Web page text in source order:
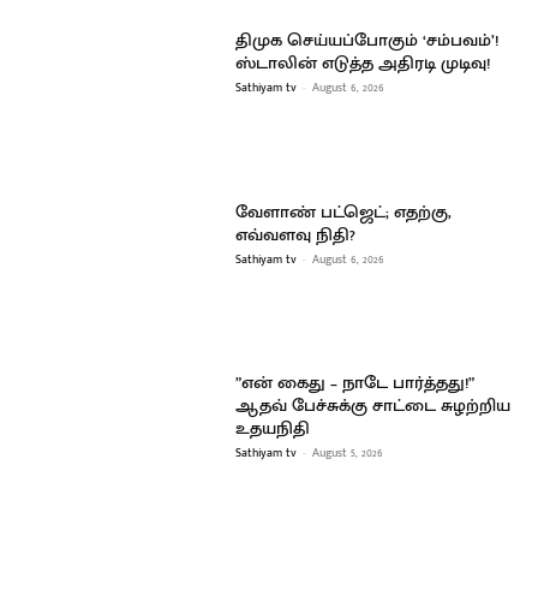
திமுக செய்யப்போகும் ‘சம்பவம்’!
ஸ்டாலின் எடுத்த அதிரடி முடிவு!
Sathiyam tv - August 6, 2026
வேளாண் பட்ஜெட்; எதற்கு,
எவ்வளவு நிதி?
Sathiyam tv - August 6, 2026
”என் கைது – நாடே பார்த்தது!”
ஆதவ் பேச்சுக்கு சாட்டை சுழற்றிய
உதயநிதி
Sathiyam tv - August 5, 2026